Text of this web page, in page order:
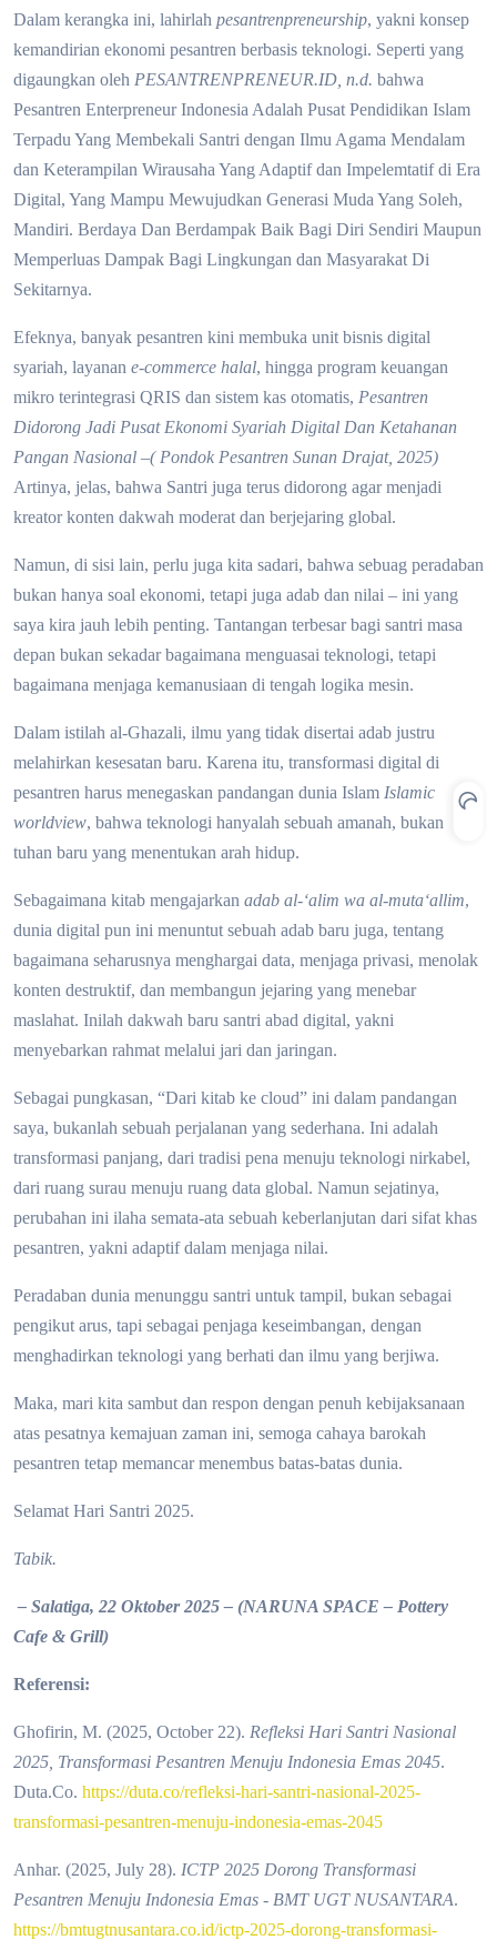
Dalam kerangka ini, lahirlah pesantrenpreneurship, yakni konsep
kemandirian ekonomi pesantren berbasis teknologi. Seperti yang
digaungkan oleh PESANTRENPRENEUR.ID, n.d. bahwa
Pesantren Enterpreneur Indonesia Adalah Pusat Pendidikan Islam
Terpadu Yang Membekali Santri dengan Ilmu Agama Mendalam
dan Keterampilan Wirausaha Yang Adaptif dan Impelemtatif di Era
Digital, Yang Mampu Mewujudkan Generasi Muda Yang Soleh,
Mandiri. Berdaya Dan Berdampak Baik Bagi Diri Sendiri Maupun
Memperluas Dampak Bagi Lingkungan dan Masyarakat Di
Sekitarnya.
Efeknya, banyak pesantren kini membuka unit bisnis digital
syariah, layanan e-commerce halal, hingga program keuangan
mikro terintegrasi QRIS dan sistem kas otomatis, Pesantren
Didorong Jadi Pusat Ekonomi Syariah Digital Dan Ketahanan
Pangan Nasional –( Pondok Pesantren Sunan Drajat, 2025)
Artinya, jelas, bahwa Santri juga terus didorong agar menjadi
kreator konten dakwah moderat dan berjejaring global.
Namun, di sisi lain, perlu juga kita sadari, bahwa sebuag peradaban
bukan hanya soal ekonomi, tetapi juga adab dan nilai – ini yang
saya kira jauh lebih penting. Tantangan terbesar bagi santri masa
depan bukan sekadar bagaimana menguasai teknologi, tetapi
bagaimana menjaga kemanusiaan di tengah logika mesin.
Dalam istilah al-Ghazali, ilmu yang tidak disertai adab justru
melahirkan kesesatan baru. Karena itu, transformasi digital di
pesantren harus menegaskan pandangan dunia Islam Islamic
worldview, bahwa teknologi hanyalah sebuah amanah, bukan
tuhan baru yang menentukan arah hidup.
Sebagaimana kitab mengajarkan adab al-‘alim wa al-muta‘allim,
dunia digital pun ini menuntut sebuah adab baru juga, tentang
bagaimana seharusnya menghargai data, menjaga privasi, menolak
konten destruktif, dan membangun jejaring yang menebar
maslahat. Inilah dakwah baru santri abad digital, yakni
menyebarkan rahmat melalui jari dan jaringan.
Sebagai pungkasan, “Dari kitab ke cloud” ini dalam pandangan
saya, bukanlah sebuah perjalanan yang sederhana. Ini adalah
transformasi panjang, dari tradisi pena menuju teknologi nirkabel,
dari ruang surau menuju ruang data global. Namun sejatinya,
perubahan ini ilaha semata-ata sebuah keberlanjutan dari sifat khas
pesantren, yakni adaptif dalam menjaga nilai.
Peradaban dunia menunggu santri untuk tampil, bukan sebagai
pengikut arus, tapi sebagai penjaga keseimbangan, dengan
menghadirkan teknologi yang berhati dan ilmu yang berjiwa.
Maka, mari kita sambut dan respon dengan penuh kebijaksanaan
atas pesatnya kemajuan zaman ini, semoga cahaya barokah
pesantren tetap memancar menembus batas-batas dunia.
Selamat Hari Santri 2025.
Tabik.
– Salatiga, 22 Oktober 2025 – (NARUNA SPACE – Pottery
Cafe & Grill)
Referensi:
Ghofirin, M. (2025, October 22). Refleksi Hari Santri Nasional
2025, Transformasi Pesantren Menuju Indonesia Emas 2045.
Duta.Co. https://duta.co/refleksi-hari-santri-nasional-2025-
transformasi-pesantren-menuju-indonesia-emas-2045
Anhar. (2025, July 28). ICTP 2025 Dorong Transformasi
Pesantren Menuju Indonesia Emas - BMT UGT NUSANTARA.
https://bmtugtnusantara.co.id/ictp-2025-dorong-transformasi-